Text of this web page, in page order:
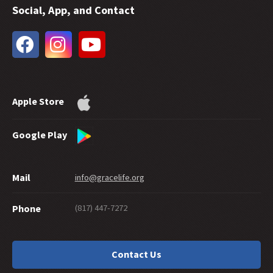
32 -Biyaya sa Hinaharap
30 -
Gaano Kaliit na Pananampalataya Ang Kailangan Para Maligtas?
29 - Gaano Ka Ba Kabuti Upang Makapasok sa Langit?
26 -Pagpapakamatay at Kaligtasan
24 -Tiyak Kailan Pa Man
Ang Mga Alagad Ba Ay Pinanganak o Ginawa?
21 -
Si Pedro Bilang Huwarang Alagad
19 - Paano Ang Mga 'Kristiyanong' Hindi Namumuhay Nang Tama?
17 -Tradisyon or Tradisyunalismo?
Mayroon Bang Kasalanang Hindi Pinatawad ng Diyos?
15 -Pagpapaliwanag ng Hebreo: Simulan sa Mambabasa
Social, App, and Contact
Apple Store
Google Play
Mail info@gracelife.org
Phone (817) 447-7272
Contact Us